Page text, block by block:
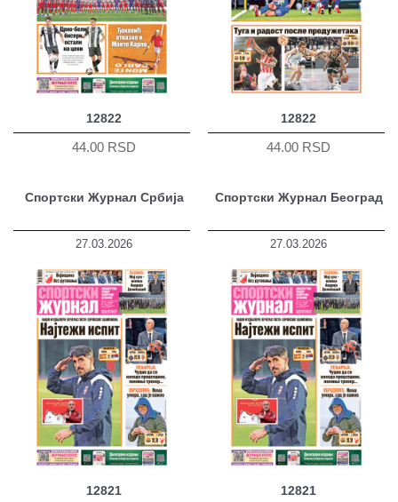
12822
44.00 RSD
12822
44.00 RSD
Спортски Журнал Србија
27.03.2026
12821
Спортски Журнал Београд
27.03.2026
12821